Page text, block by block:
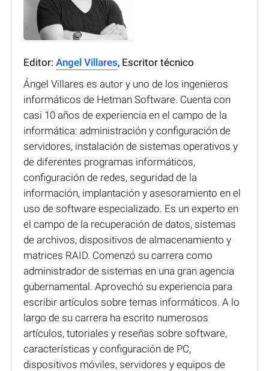
Editor: Angel Villares, Escritor técnico
Ángel Villares es autor y uno de los ingenieros
informáticos de Hetman Software. Cuenta con
casi 10 años de experiencia en el campo de la
informática: administración y configuración de
servidores, instalación de sistemas operativos y
de diferentes programas informáticos,
configuración de redes, seguridad de la
información, implantación y asesoramiento en el
uso de software especializado. Es un experto en
el campo de la recuperación de datos, sistemas
de archivos, dispositivos de almacenamiento y
matrices RAID. Comenzó su carrera como
administrador de sistemas en una gran agencia
gubernamental. Aprovechó su experiencia para
escribir artículos sobre temas informáticos. A lo
largo de su carrera ha escrito numerosos
artículos, tutoriales y reseñas sobre software,
características y configuración de PC,
dispositivos móviles, servidores y equipos de